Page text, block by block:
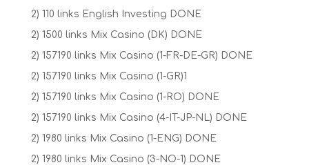
2) 110 links English Investing DONE
2) 1500 links Mix Casino (DK) DONE
2) 157190 links Mix Casino (1-FR-DE-GR) DONE
2) 157190 links Mix Casino (1-GR)1
2) 157190 links Mix Casino (1-RO) DONE
2) 157190 links Mix Casino (4-IT-JP-NL) DONE
2) 1980 links Mix Casino (1-ENG) DONE
2) 1980 links Mix Casino (3-NO-1) DONE